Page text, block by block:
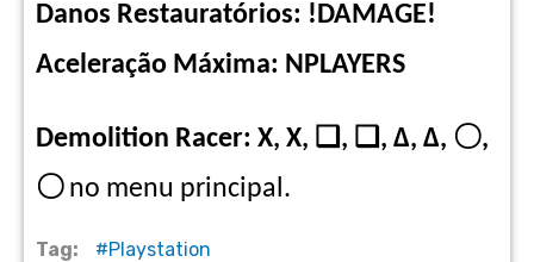
Danos Restauratórios: !DAMAGE!
Aceleração Máxima: NPLAYERS
Demolition Racer: X, X, ❑, ❑, Δ, Δ, 〇,
〇 no menu principal.
Tag: Playstation